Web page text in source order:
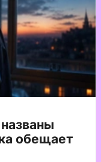
обещает